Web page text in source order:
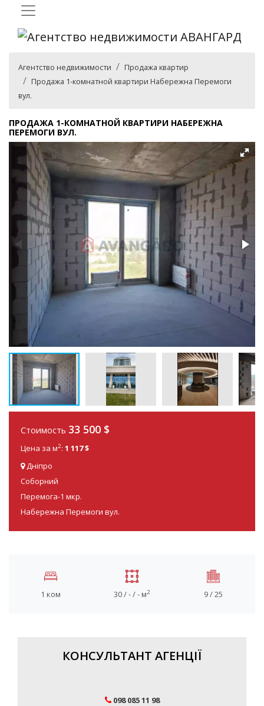
Агентство недвижимости
Продажа квартир
Продажа 1-комнатной квартири Набережна Перемоги
вул.
ПРОДАЖА 1-КОМНАТНОЙ КВАРТИРИ НАБЕРЕЖНА
ПЕРЕМОГИ ВУЛ.
Стоимость 33 500 $
Цена за м2: 1 117 $
Дніпро
Соборний
Перемога-1 мкр.
Набережна Перемоги вул.
1 ком 30 / - / - м2 9 / 25
КОНСУЛЬТАНТ АГЕНЦІЇ
098 085 11 98